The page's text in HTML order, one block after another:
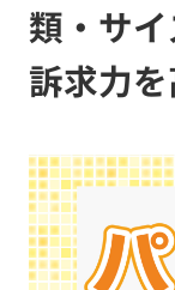
類・サ
訴求力